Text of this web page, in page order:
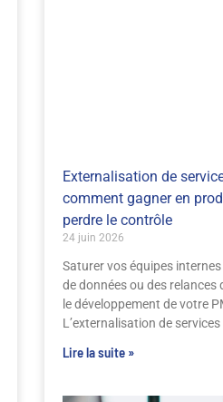
Externalisation de
comment gagner en
perdre le contrôle
24 juin 2026
Saturer vos équipes
de données ou des relances
le développement de votre
L’externalisation de
Lire la suite »